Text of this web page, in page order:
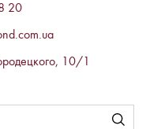
20
10/1